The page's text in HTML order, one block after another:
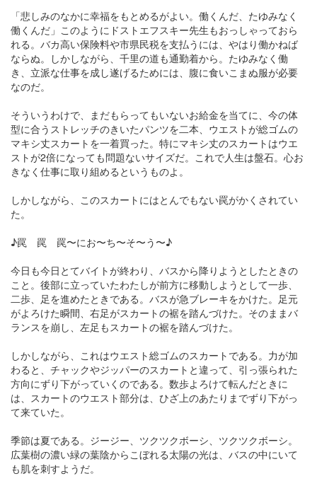
「悲しみのなかに幸福をもとめるがよい。働くんだ、たゆみなく
働くんだ」このようにドストエフスキー先生もおっしゃっておら
れる。バカ高い保険料や市県民税を支払うには、やはり働かねば
ならぬ。しかしながら、千里の道も通勤着から。たゆみなく働
き、立派な仕事を成し遂げるためには、腹に食いこまぬ服が必要
なのだ。
そういうわけで、まだもらってもいないお給金を当てに、今の体
型に合うストレッチのきいたパンツを二本、ウエストが総ゴムの
マキシ丈スカートを一着買った。特にマキシ丈のスカートはウエ
ストが2倍になっても問題ないサイズだ。これで人生は盤石。心お
きなく仕事に取り組めるというものよ。
しかしながら、このスカートにはとんでもない罠がかくされてい
た。
♪罠 罠 罠〜にお〜ち〜そ〜う〜♪
今日も今日とてバイトが終わり、バスから降りようとしたときの
こと。後部に立っていたわたしが前方に移動しようとして一歩、
二歩、足を進めたときである。バスが急ブレーキをかけた。足元
がよろけた瞬間、右足がスカートの裾を踏んづけた。そのままバ
ランスを崩し、左足もスカートの裾を踏んづけた。
しかしながら、これはウエスト総ゴムのスカートである。力が加
わると、チャックやジッパーのスカートと違って、引っ張られた
方向にずり下がっていくのである。数歩よろけて転んだときに
は、スカートのウエスト部分は、ひざ上のあたりまでずり下がっ
て来ていた。
季節は夏である。ジージー、ツクツクボーシ、ツクツクボーシ。
広葉樹の濃い緑の葉陰からこぼれる太陽の光は、バスの中にいて
も肌を刺すようだ。